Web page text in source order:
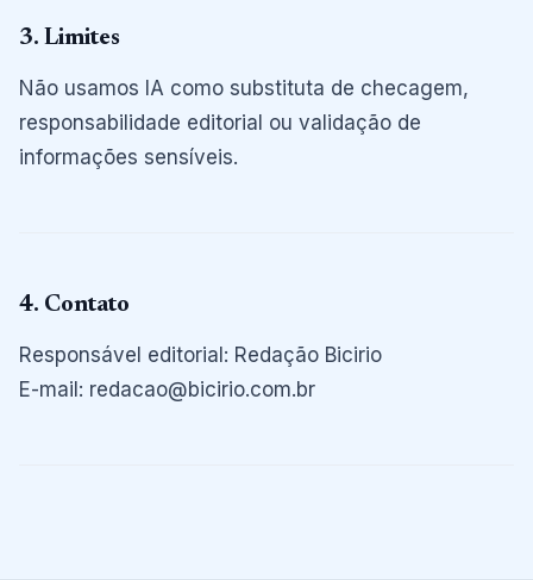
3. Limites
Não usamos IA como substituta de checagem,
responsabilidade editorial ou validação de
informações sensíveis.
4. Contato
Responsável editorial: Redação Bicirio
E-mail: redacao@bicirio.com.br